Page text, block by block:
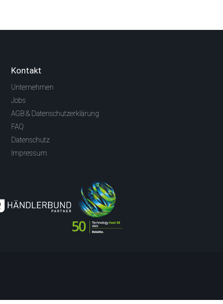
Kontakt
Unternehmen
Jobs
AGB & Datenschutzerklärung
FAQ
Datenschutz
Impressum